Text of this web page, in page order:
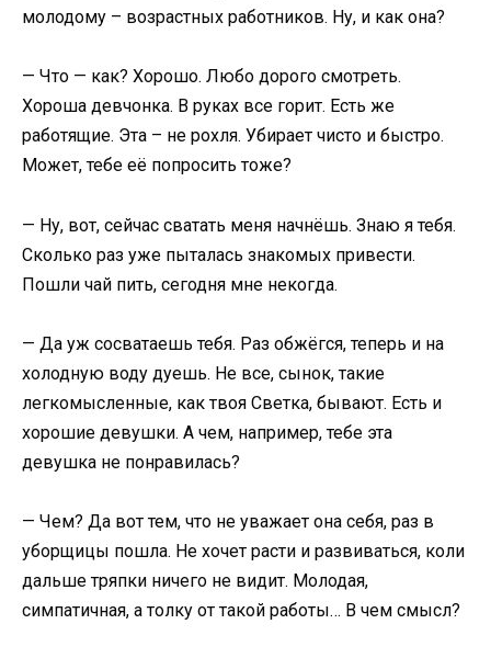
молодому – возрастных работников. Ну, и как она?
— Что — как? Хорошо. Любо дорого смотреть.
Хороша девчонка. В руках все горит. Есть же
работящие. Эта – не рохля. Убирает чисто и быстро.
Может, тебе её попросить тоже?
— Ну, вот, сейчас сватать меня начнёшь. Знаю я тебя.
Сколько раз уже пыталась знакомых привести.
Пошли чай пить, сегодня мне некогда.
— Да уж сосватаешь тебя. Раз обжёгся, теперь и на
холодную воду дуешь. Не все, сынок, такие
легкомысленные, как твоя Светка, бывают. Есть и
хорошие девушки. А чем, например, тебе эта
девушка не понравилась?
— Чем? Да вот тем, что не уважает она себя, раз в
уборщицы пошла. Не хочет расти и развиваться, коли
дальше тряпки ничего не видит. Молодая,
симпатичная, а толку от такой работы… В чем смысл?